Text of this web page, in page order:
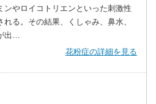
ンやロイコトリエンといった刺激性
る。その結果、くしゃみ、鼻水、
出…
花粉症の詳細を見る